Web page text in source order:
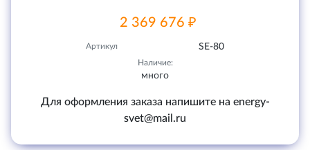
2 369 676 ₽
Артикул SE-80
Наличие:
много
Для оформления заказа напишите на energy-
svet@mail.ru